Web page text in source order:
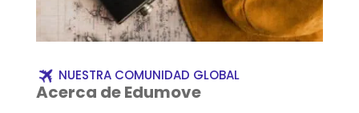
NUESTRA COMUNIDAD GLOBAL
Acerca de Edumove